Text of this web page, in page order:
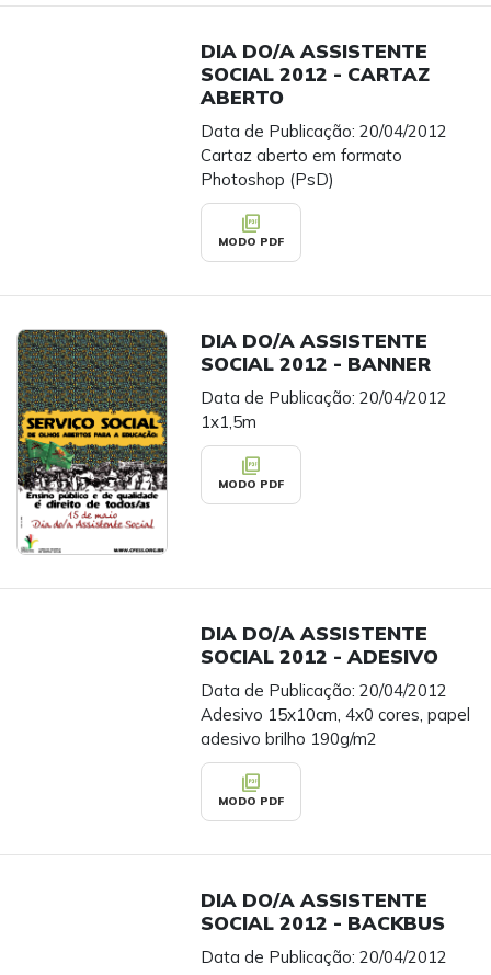
DIA DO/A ASSISTENTE
SOCIAL 2012 - CARTAZ
ABERTO
Data de Publicação: 20/04/2012
Cartaz aberto em formato
Photoshop (PsD)
picture_as_pdf
MODO PDF
DIA DO/A ASSISTENTE
SOCIAL 2012 - BANNER
Data de Publicação: 20/04/2012
1x1,5m
picture_as_pdf
MODO PDF
DIA DO/A ASSISTENTE
SOCIAL 2012 - ADESIVO
Data de Publicação: 20/04/2012
Adesivo 15x10cm, 4x0 cores, papel
adesivo brilho 190g/m2
picture_as_pdf
MODO PDF
DIA DO/A ASSISTENTE
SOCIAL 2012 - BACKBUS
Data de Publicação: 20/04/2012